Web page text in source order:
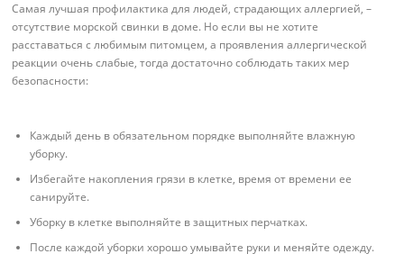
Самая лучшая профилактика для людей, страдающих аллергией, –
отсутствие морской свинки в доме. Но если вы не хотите
расставаться с любимым питомцем, а проявления аллергической
реакции очень слабые, тогда достаточно соблюдать таких мер
безопасности:
Каждый день в обязательном порядке выполняйте влажную
уборку.
Избегайте накопления грязи в клетке, время от времени ее
санируйте.
Уборку в клетке выполняйте в защитных перчатках.
После каждой уборки хорошо умывайте руки и меняйте одежду.